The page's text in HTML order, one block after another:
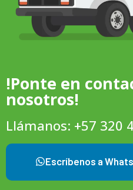
!Ponte en
nosotros!
Llámanos: +57 320
Escríbenos a